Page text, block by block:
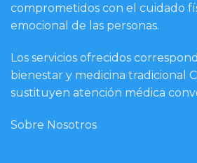
comprometidos con el cuidado
emocional de las personas.
Los servicios ofrecidos
bienestar y medicina tradicional
sustituyen atención médica
Sobre Nosotros